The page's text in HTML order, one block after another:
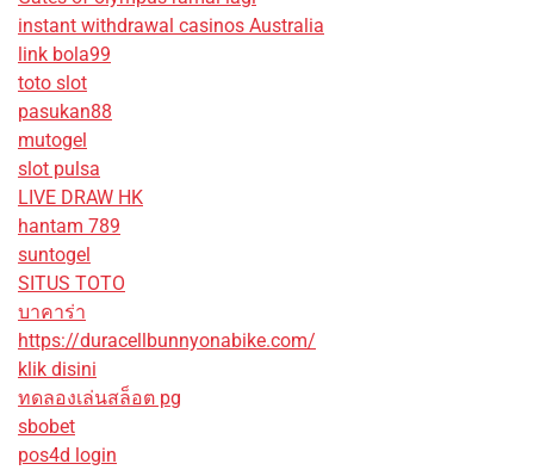
instant withdrawal casinos Australia
link bola99
toto slot
pasukan88
mutogel
slot pulsa
LIVE DRAW HK
hantam 789
suntogel
SITUS TOTO
บาคาร่า
https://duracellbunnyonabike.com/
klik disini
ทดลองเล่นสล็อต pg
sbobet
pos4d login